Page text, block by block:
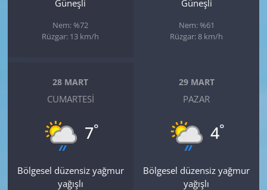
Güneşli
Nem: %72
Rüzgar: 13 km/h
Güneşli
Nem: %61
Rüzgar: 8 km/h
28 MART
CUMARTESI
7°
Bölgesel düzensiz yağmur
yağışlı
29 MART
PAZAR
4°
Bölgesel düzensiz yağmur
yağışlı